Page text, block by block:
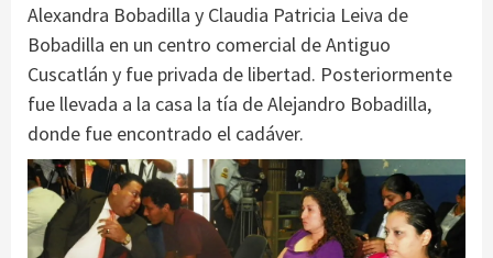
Alexandra Bobadilla y Claudia Patricia Leiva de
Bobadilla en un centro comercial de Antiguo
Cuscatlán y fue privada de libertad. Posteriormente
fue llevada a la casa la tía de Alejandro Bobadilla,
donde fue encontrado el cadáver.